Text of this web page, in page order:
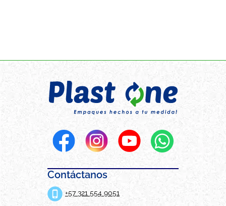
Contáctanos
+57 321 554 9051